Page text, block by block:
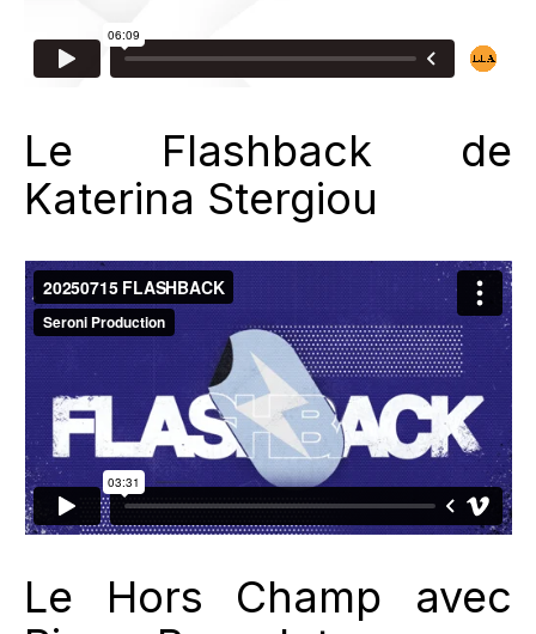
Le Flashback de
Katerina Stergiou
Le Hors Champ avec